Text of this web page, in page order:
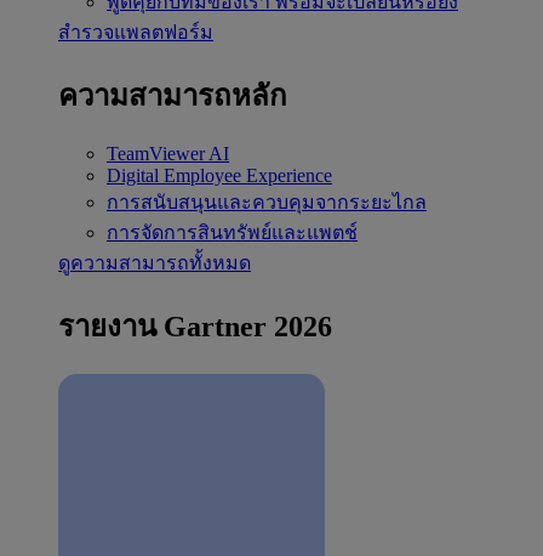
สำรวจแพลตฟอร์ม
ความสามารถหลัก
TeamViewer AI
Digital Employee Experience
การสนับสนุนและควบคุมจากระยะไกล
การจัดการสินทรัพย์และแพตช์
ดูความสามารถทั้งหมด
รายงาน Gartner 2026